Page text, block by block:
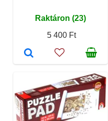
Raktáron (23)
5 400 Ft